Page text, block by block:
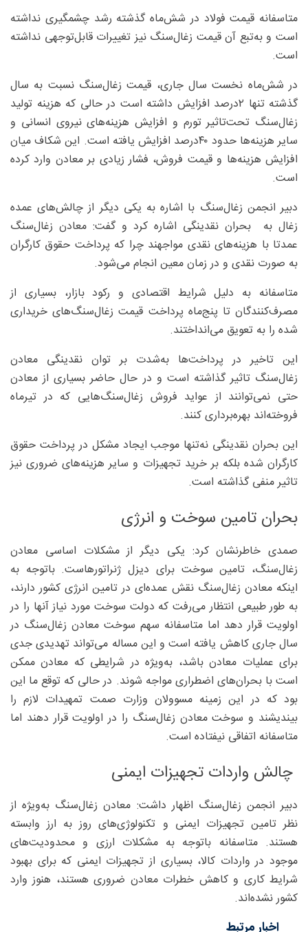
متاسفانه قیمت فولاد در شش‌ماه گذشته رشد چشمگیری نداشته
است و به‌تبع آن قیمت زغال‌سنگ نیز تغییرات قابل‌توجهی نداشته
است.
در شش‌ماه نخست سال جاری، قیمت زغال‌سنگ نسبت به سال
گذشته تنها ۲‌درصد افزایش داشته است در حالی که هزینه تولید
زغال‌سنگ تحت‌تاثیر تورم و افزایش هزینه‌های نیروی انسانی و
سایر هزینه‌ها حدود ۴۰درصد افزایش یافته است. این شکاف میان
افزایش هزینه‌ها و قیمت فروش، فشار زیادی بر معادن وارد کرده
است.
دبیر انجمن زغال‌سنگ با اشاره به یکی دیگر از چالش‌های عمده
زغال به بحران نقدینگی اشاره کرد و گفت: معادن زغال‌سنگ
عمدتا با هزینه‌های نقدی مواجهند چرا که پرداخت حقوق کارگران
به صورت نقدی و در زمان معین انجام می‌شود.
متاسفانه به دلیل شرایط اقتصادی و رکود بازار، بسیاری از
مصرف‌کنندگان تا پنج‌ماه پرداخت قیمت زغال‌سنگ‌های خریداری
شده را به تعویق می‌انداختند.
این تاخیر در پرداخت‌ها به‌شدت بر توان نقدینگی معادن
زغال‌سنگ تاثیر گذاشته است و در حال حاضر بسیاری از معادن
حتی نمی‌توانند از عواید فروش زغال‌سنگ‌هایی که در تیرماه
فروخته‌اند بهره‌برداری کنند.
این بحران نقدینگی نه‌تنها موجب ایجاد مشکل در پرداخت حقوق
کارگران شده بلکه بر خرید تجهیزات و سایر هزینه‌های ضروری نیز
تاثیر منفی گذاشته است.
بحران تامین سوخت و انرژی
صمدی خاطرنشان کرد: یکی دیگر از مشکلات اساسی معادن
زغال‌سنگ، تامین سوخت برای دیزل ژنراتورهاست. باتوجه به
اینکه معادن زغال‌سنگ نقش عمده‌ای در تامین انرژی کشور دارند،
به طور طبیعی انتظار می‌رفت که دولت سوخت مورد نیاز آنها را در
اولویت قرار دهد اما متاسفانه سهم سوخت معادن زغال‌سنگ در
سال جاری کاهش یافته است و این مساله می‌تواند تهدیدی جدی
برای عملیات معادن باشد، به‌‌ویژه در شرایطی که معادن ممکن
است با بحران‌های اضطراری مواجه شوند. در حالی که توقع ما این
بود که در این زمینه مسوولان وزارت صمت تمهیدات لازم را
بیندیشند و سوخت معادن زغال‌سنگ را در اولویت قرار دهند اما
متاسفانه اتفاقی نیفتاده است.
چالش واردات تجهیزات ایمنی
دبیر انجمن زغال‌سنگ اظهار داشت: معادن زغال‌سنگ به‌‌ویژه از
نظر تامین تجهیزات ایمنی و تکنولوژی‌های روز به ارز وابسته
هستند. متاسفانه باتوجه به مشکلات ارزی و محدودیت‌های
موجود در واردات کالا، بسیاری از تجهیزات ایمنی که برای بهبود
شرایط کاری و کاهش خطرات معادن ضروری هستند، هنوز وارد
کشور نشده‌اند.